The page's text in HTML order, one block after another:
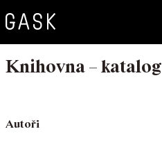
Knihovna – katalog
Autoři